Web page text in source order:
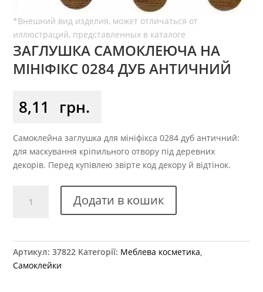
ЗАГЛУШКА САМОКЛЕЮЧА НА
МІНІФІКС 0284 ДУБ АНТИЧНИЙ
8,11 грн.
Самоклейна заглушка для мініфікса 0284 дуб античний:
для маскування кріпильного отвору під деревних
декорів. Перед купівлею звірте код декору й відтінок.
самоклеюча
дуб
Додати в кошик
Артикул:37822 Категорії: Меблева косметика,
Самоклейки